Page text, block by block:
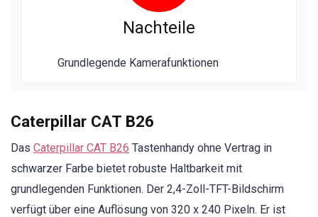
Nachteile
Grundlegende Kamerafunktionen
Caterpillar CAT B26
Das Caterpillar CAT B26 Tastenhandy ohne Vertrag in
schwarzer Farbe bietet robuste Haltbarkeit mit
grundlegenden Funktionen. Der 2,4-Zoll-TFT-Bildschirm
verfügt über eine Auflösung von 320 x 240 Pixeln. Er ist